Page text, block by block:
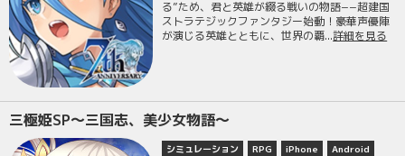
る”ため、君と英雄が綴る戦いの物語−−超建国
ストラテジックファンタジー始動！豪華声優陣
が演じる英雄とともに、世界の覇...詳細を見る
三極姫SP～三国志、美少女物語～
シミュレーション RPG iPhone Android